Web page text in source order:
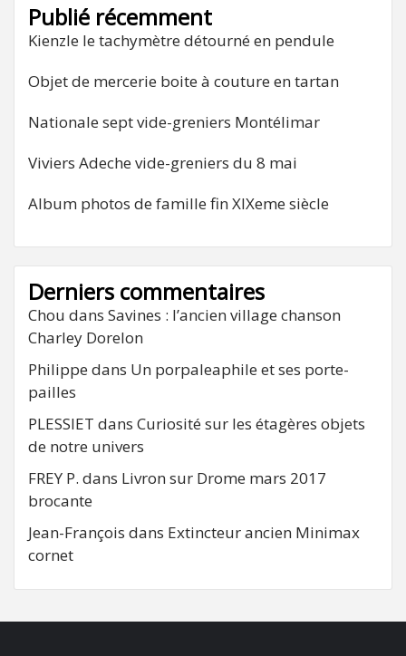
Publié récemment
Kienzle le tachymètre détourné en pendule
Objet de mercerie boite à couture en tartan
Nationale sept vide-greniers Montélimar
Viviers Adeche vide-greniers du 8 mai
Album photos de famille fin XIXeme siècle
Derniers commentaires
Chou dans Savines : l’ancien village chanson
Charley Dorelon
Philippe dans Un porpaleaphile et ses porte-
pailles
PLESSIET dans Curiosité sur les étagères objets
de notre univers
FREY P. dans Livron sur Drome mars 2017
brocante
Jean-François dans Extincteur ancien Minimax
cornet